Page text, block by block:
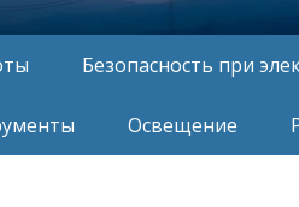
Безопасность при
Освещение